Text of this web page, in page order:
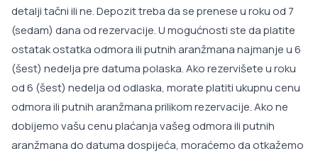
detalji tačni ili ne. Depozit treba da se prenese u roku od 7
(sedam) dana od rezervacije. U mogućnosti ste da platite
ostatak ostatka odmora ili putnih aranžmana najmanje u 6
(šest) nedelja pre datuma polaska. Ako rezervišete u roku
od 6 (šest) nedelja od odlaska, morate platiti ukupnu cenu
odmora ili putnih aranžmana prilikom rezervacije. Ako ne
dobijemo vašu cenu plaćanja vašeg odmora ili putnih
aranžmana do datuma dospijeća, moraćemo da otkažemo